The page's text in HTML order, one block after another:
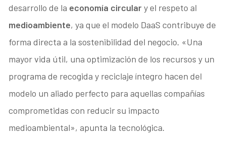
desarrollo de la economía circulary el respeto al
medioambiente, ya que el modelo DaaS contribuye de
forma directa a la sostenibilidad del negocio. «Una
mayor vida útil, una optimización de los recursos y un
programa de recogida y reciclaje íntegro hacen del
modelo un aliado perfecto para aquellas compañías
comprometidas con reducir su impacto
medioambiental», apunta la tecnológica.